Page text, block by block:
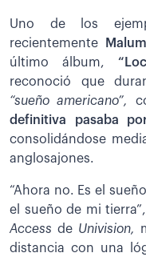
Uno de los
recientemente
último álbum,
reconoció que
“sueño americano”,
definitiva pasaba
consolidándose
anglosajones.
“Ahora no. Es el
el sueño de mi
Access de Univision,
distancia con una